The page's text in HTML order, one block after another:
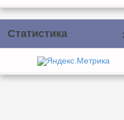
Статистика